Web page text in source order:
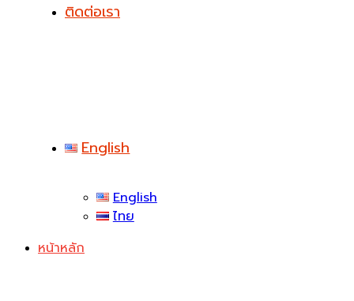
ติดต่อเรา
English
English
ไทย
หน้าหลัก